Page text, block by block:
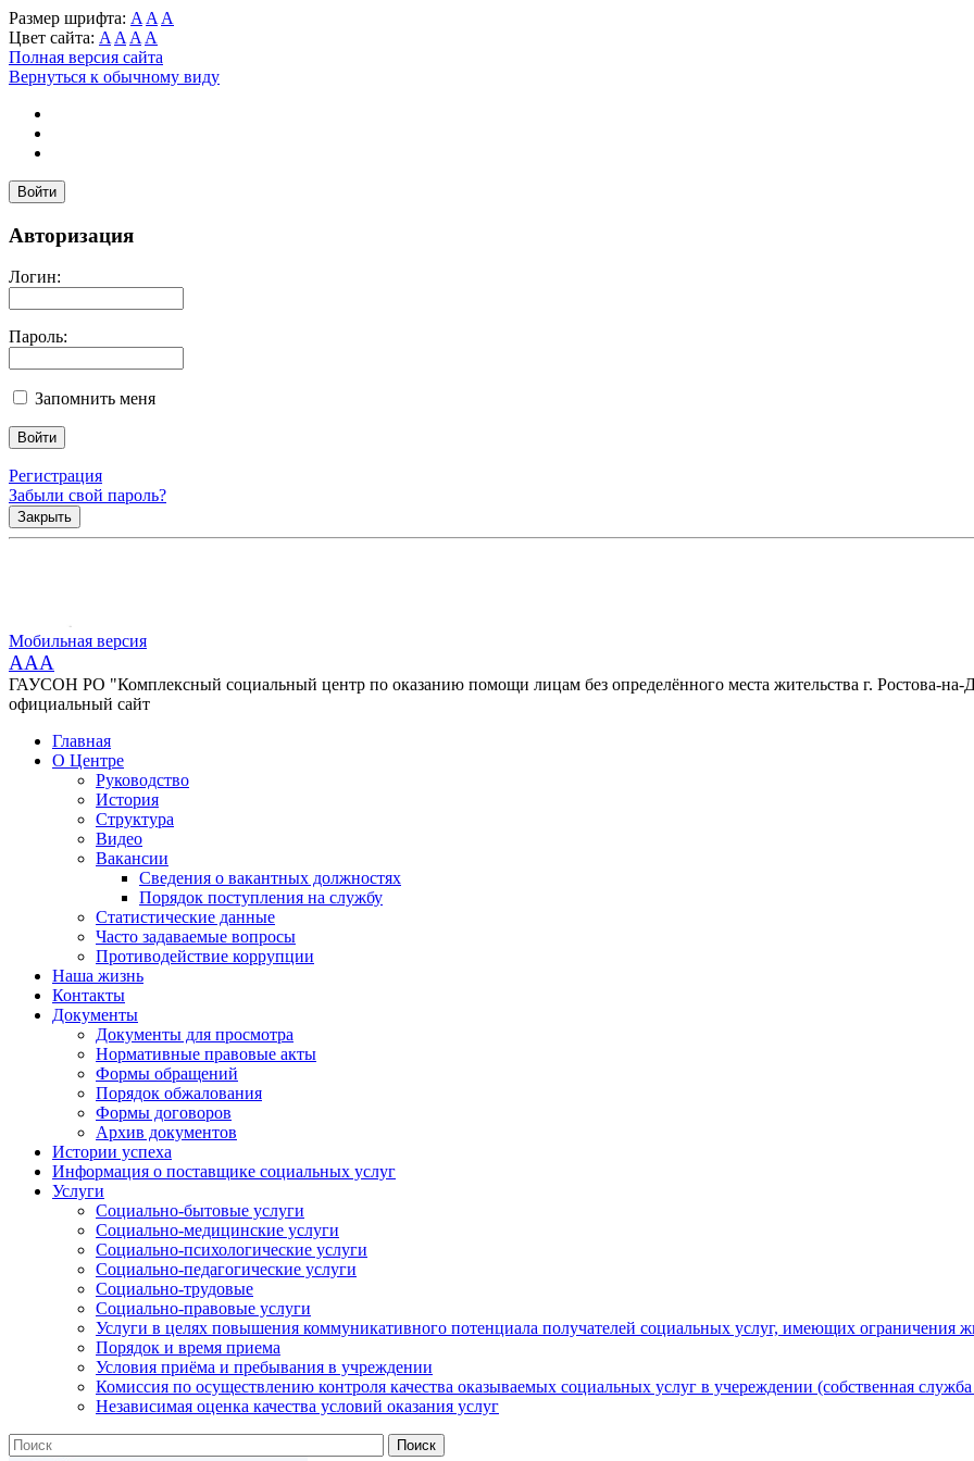
Размер шрифта: A A A
Цвет сайта: A A A A
Полная версия сайта
Вернуться к обычному виду
Войти
Авторизация
Логин:
Пароль:
Запомнить меня
Регистрация
Забыли свой пароль?
Закрыть
Мобильная версия
AAA
ГАУСОН РО "Комплексный социальный центр по оказанию помощи лицам без определённого места жительства г. Ростова-на-
официальный сайт
Главная
О Центре
Руководство
История
Структура
Видео
Вакансии
Сведения о вакантных должностях
Порядок поступления на службу
Статистические данные
Часто задаваемые вопросы
Противодействие коррупции
Наша жизнь
Контакты
Документы
Документы для просмотра
Нормативные правовые акты
Формы обращений
Порядок обжалования
Формы договоров
Архив документов
Истории успеха
Информация о поставщике социальных услуг
Услуги
Социально-бытовые услуги
Социально-медицинские услуги
Социально-психологические услуги
Социально-педагогические услуги
Социально-трудовые
Социально-правовые услуги
Услуги в целях повышения коммуникативного потенциала получателей социальных услуг, имеющих ограничения
Порядок и время приема
Условия приёма и пребывания в учреждении
Комиссия по осуществлению контроля качества оказываемых социальных услуг в учереждении (собственная
Независимая оценка качества условий оказания услуг